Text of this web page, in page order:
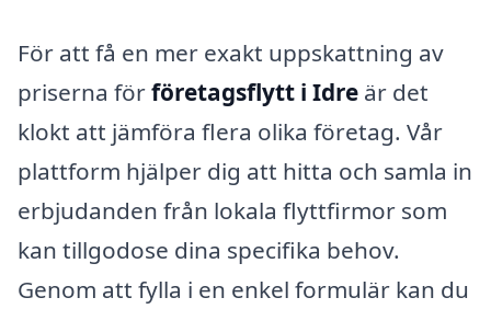
För att få en mer exakt uppskattning av
priserna förföretagsflytt i Idre är det
klokt att jämföra flera olika företag. Vår
plattform hjälper dig att hitta och samla in
erbjudanden från lokala flyttfirmor som
kan tillgodose dina specifika behov.
Genom att fylla i en enkel formulär kan du